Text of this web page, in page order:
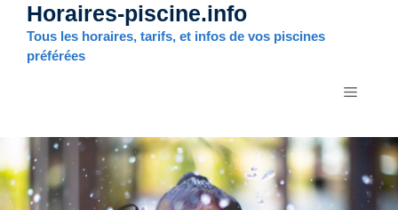
Aller
contenu
Horaires-piscine.info
Tous les horaires, tarifs, et infos de vos piscines
préférées
MENU